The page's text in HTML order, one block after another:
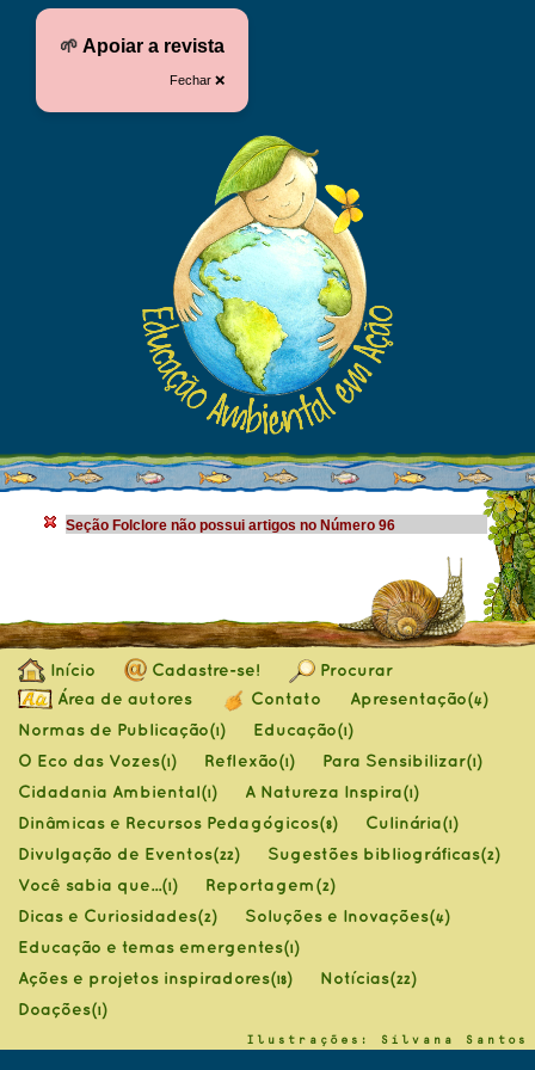
🌱 Apoiar a revista
Fechar ❌
Seção Folclore não possui artigos no Número 96
Início Cadastre-se!
Procurar
Área de autores
Contato Apresentação(4)
Normas de Publicação(1) Educação(1)
O Eco das Vozes(1) Reflexão(1) Para Sensibilizar(1)
Cidadania Ambiental(1) A Natureza Inspira(1)
Dinâmicas e Recursos Pedagógicos(8) Culinária(1)
Divulgação de Eventos(22) Sugestões bibliográficas(2)
Você sabia que...(1) Reportagem(2)
Dicas e Curiosidades(2) Soluções e Inovações(4)
Educação e temas emergentes(1)
Ações e projetos inspiradores(18) Notícias(22)
Doações(1)
Ilustrações: Silvana Santos